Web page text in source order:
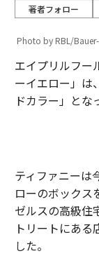
著者フォロー
Photo by RBL/
エイプリルフー
ーイエロー」は
ドカラー」とな
ティファニーは
ローのボックス
ゼルスの高級住
トリートにあ
した。